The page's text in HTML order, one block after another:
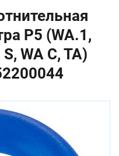
P5 (WA.1,
WA C, TA)